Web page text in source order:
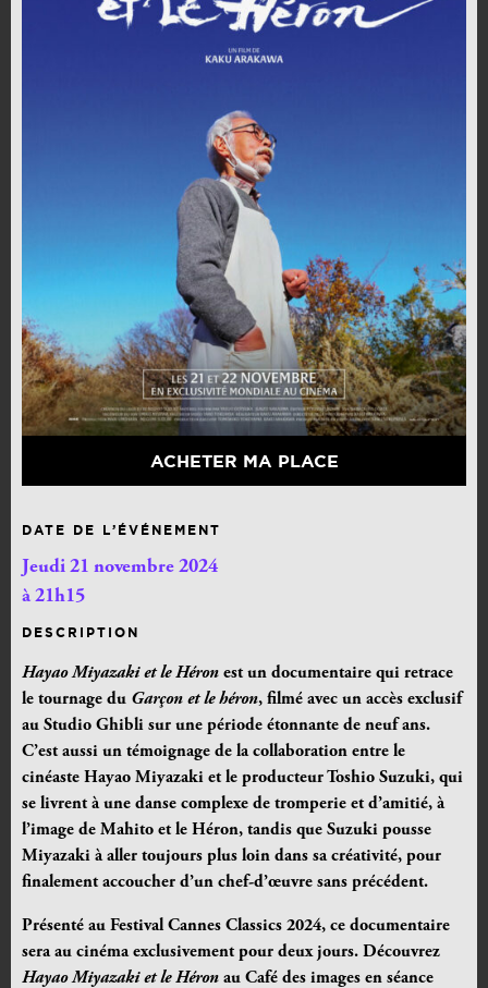
ACHETER MA PLACE
DATE DE L’ÉVÉNEMENT
Jeudi 21 novembre 2024
à 21h15
DESCRIPTION
Hayao Miyazaki et le Héron est un documentaire qui retrace
le tournage du Garçon et le héron, filmé avec un accès exclusif
au Studio Ghibli sur une période étonnante de neuf ans.
C’est aussi un témoignage de la collaboration entre le
cinéaste Hayao Miyazaki et le producteur Toshio Suzuki, qui
se livrent à une danse complexe de tromperie et d’amitié, à
l’image de Mahito et le Héron, tandis que Suzuki pousse
Miyazaki à aller toujours plus loin dans sa créativité, pour
finalement accoucher d’un chef-d’œuvre sans précédent.
Présenté au Festival Cannes Classics 2024, ce documentaire
sera au cinéma exclusivement pour deux jours. Découvrez
Hayao Miyazaki et le Héron au Café des images en séance